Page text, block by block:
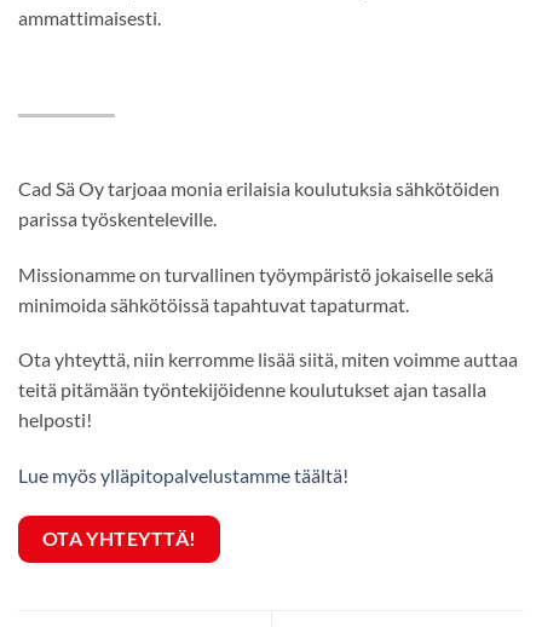
ammattimaisesti.
Cad Sä Oy tarjoaa monia erilaisia koulutuksia sähkötöiden
parissa työskenteleville.
Missionamme on turvallinen työympäristö jokaiselle sekä
minimoida sähkötöissä tapahtuvat tapaturmat.
Ota yhteyttä, niin kerromme lisää siitä, miten voimme auttaa
teitä pitämään työntekijöidenne koulutukset ajan tasalla
helposti!
Lue myös ylläpitopalvelustamme täältä!
OTA YHTEYTTÄ!